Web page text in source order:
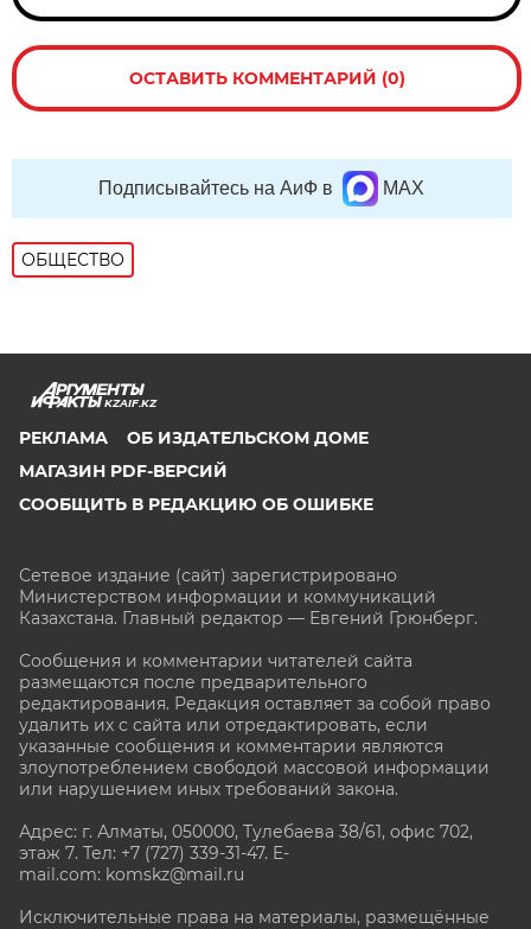
ОСТАВИТЬ КОММЕНТАРИЙ (0)
Подписывайтесь на АиФ в MAX
ОБЩЕСТВО
KZAIF.KZ
РЕКЛАМА
ОБ ИЗДАТЕЛЬСКОМ ДОМЕ
МАГАЗИН PDF-ВЕРСИЙ
СООБЩИТЬ В РЕДАКЦИЮ ОБ ОШИБКЕ
Сетевое издание (сайт) зарегистрировано
Министерством информации и коммуникаций
Казахстана. Главный редактор — Евгений Грюнберг.
Сообщения и комментарии читателей сайта
размещаются после предварительного
редактирования. Редакция оставляет за собой право
удалить их с сайта или отредактировать, если
указанные сообщения и комментарии являются
злоупотреблением свободой массовой информации
или нарушением иных требований закона.
Адрес: г. Алматы, 050000, Тулебаева 38/61, офис 702,
этаж 7. Тел: +7 (727) 339-31-47. E-
mail.com: komskz@mail.ru
Исключительные права на материалы, размещённые